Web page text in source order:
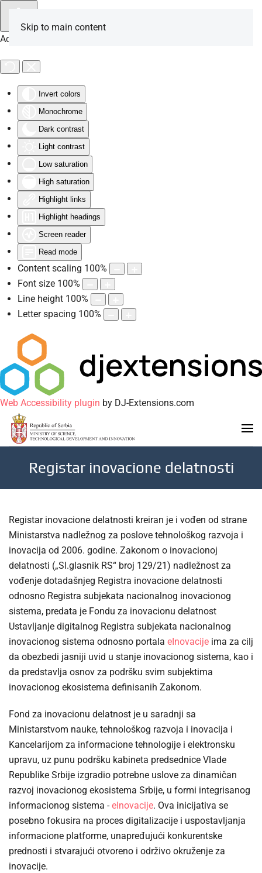
Accessibility Tools
Invert colors
Monochrome
Dark contrast
Light contrast
Low saturation
High saturation
Highlight links
Highlight headings
Screen reader
Read mode
Content scaling 100%
Font size 100%
Line height 100%
Letter spacing 100%
Web Accessibility plugin by DJ-Extensions.com
Skip to main content
Registar inovacione delatnosti
Registar inovacione delatnosti kreiran je i vođen od strane
Ministarstva nadležnog za poslove tehnološkog razvoja i
inovacija od 2006. godine. Zakonom o inovacionoj
delatnosti („Sl.glasnik RS“ broj 129/21) nadležnost za
vođenje dotadašnjeg Registra inovacione delatnosti
odnosno Registra subjekata nacionalnog inovacionog
sistema, predata je Fondu za inovacionu delatnost
Ustavljanje digitalnog Registra subjekata nacionalnog
inovacionog sistema odnosno portala eInovacije ima za cilj
da obezbedi jasniji uvid u stanje inovacionog sistema, kao i
da predstavlja osnov za podršku svim subjektima
inovacionog ekosistema definisanih Zakonom.
Fond za inovacionu delatnost je u saradnji sa
Ministarstvom nauke, tehnološkog razvoja i inovacija i
Kancelarijom za informacione tehnologije i elektronsku
upravu, uz punu podršku kabineta predsednice Vlade
Republike Srbije izgradio potrebne uslove za dinamičan
razvoj inovacionog ekosistema Srbije, u formi integrisanog
informacionog sistema -eInovacije. Ova inicijativa se
posebno fokusira na proces digitalizacije i uspostavljanja
informacione platforme, unapređujući konkurentske
prednosti i stvarajući otvoreno i održivo okruženje za
inovacije.